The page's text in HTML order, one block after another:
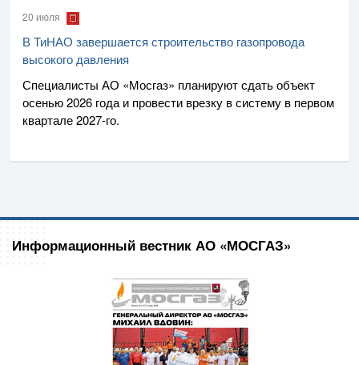
20 июля
В ТиНАО завершается строительство газопровода
высокого давления
Специалисты АО «Мосгаз» планируют сдать объект
осенью 2026 года и провести врезку в систему в первом
квартале2027-го.
Информационный вестник АО «МОСГАЗ»